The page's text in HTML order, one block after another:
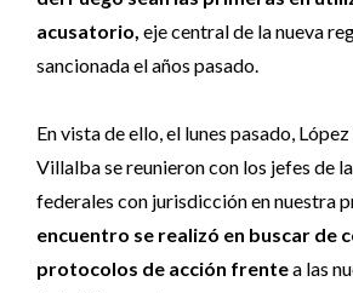
acusatorio, eje central de la nueva
sancionada el años pasado.
En vista de ello, el lunes pasado,
Villalba se reunieron con los jefes de
federales con jurisdicción en nuestra
encuentro se realizó en buscar de
protocolos de acción frentea las